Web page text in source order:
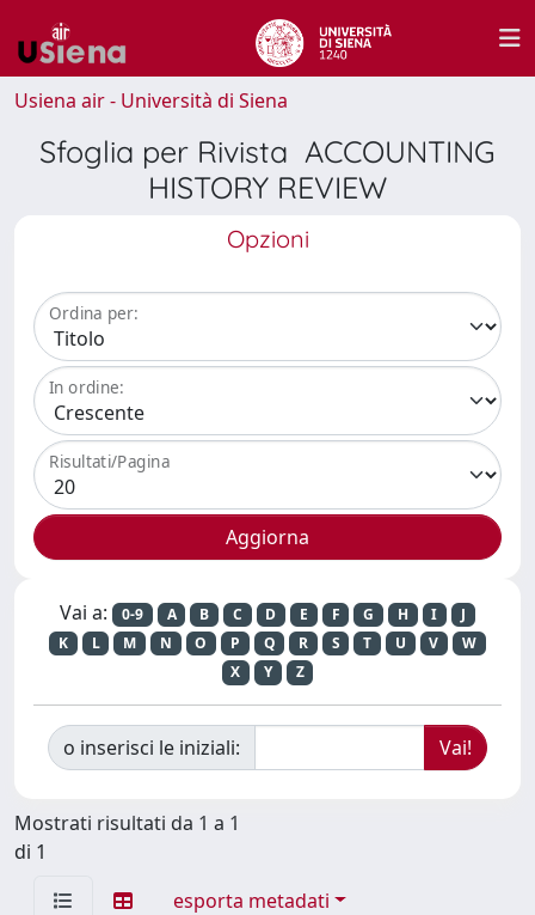
Usiena air - Università di Siena
Sfoglia per Rivista ACCOUNTING
HISTORY REVIEW
Opzioni
Ordina per:
In ordine:
Risultati/Pagina
Vai a: 0-9 A B C D E F G H I
J
K
L M N O P Q R S T U V
W
X
Y Z
o inserisci le iniziali:
Mostrati risultati da 1 a 1
di 1
esporta metadati